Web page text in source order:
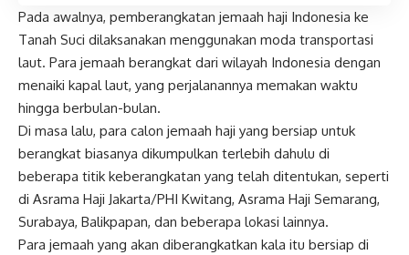
Pada awalnya, pemberangkatan jemaah haji Indonesia ke
Tanah Suci dilaksanakan menggunakan moda transportasi
laut. Para jemaah berangkat dari wilayah Indonesia dengan
menaiki kapal laut, yang perjalanannya memakan waktu
hingga berbulan-bulan.
Di masa lalu, para calon jemaah haji yang bersiap untuk
berangkat biasanya dikumpulkan terlebih dahulu di
beberapa titik keberangkatan yang telah ditentukan, seperti
di Asrama Haji Jakarta/PHI Kwitang, Asrama Haji Semarang,
Surabaya, Balikpapan, dan beberapa lokasi lainnya.
Para jemaah yang akan diberangkatkan kala itu bersiap di